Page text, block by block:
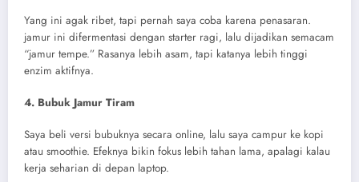
Yang ini agak ribet, tapi pernah saya coba karena penasaran.
jamur ini difermentasi dengan starter ragi, lalu dijadikan semacam
“jamur tempe.” Rasanya lebih asam, tapi katanya lebih tinggi
enzim aktifnya.
4. Bubuk Jamur Tiram
Saya beli versi bubuknya secara online, lalu saya campur ke kopi
atau smoothie. Efeknya bikin fokus lebih tahan lama, apalagi kalau
kerja seharian di depan laptop.